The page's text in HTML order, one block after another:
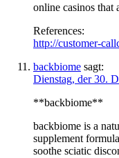
online casinos that
References:
http://customer-
backbiome sagt:
Dienstag, der 30.
**backbiome**
backbiome is a
supplement
soothe sciatic